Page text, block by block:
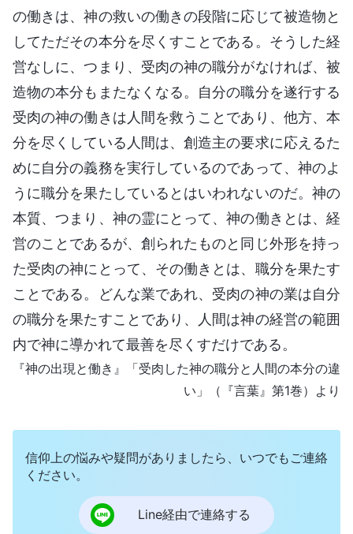
の働きは、神の救いの働きの段階に応じて被造物と
してただその本分を尽くすことである。そうした経
営なしに、つまり、受肉の神の職分がなければ、被
造物の本分もまたなくなる。自分の職分を遂行する
受肉の神の働きは人間を救うことであり、他方、本
分を尽くしている人間は、創造主の要求に応えるた
めに自分の義務を実行しているのであって、神のよ
うに職分を果たしているとはいわれないのだ。神の
本質、つまり、神の霊にとって、神の働きとは、経
営のことであるが、創られたものと同じ外形を持っ
た受肉の神にとって、その働きとは、職分を果たす
ことである。どんな業であれ、受肉の神の業は自分
の職分を果たすことであり、人間は神の経営の範囲
内で神に導かれて最善を尽くすだけである。
『神の出現と働き』「受肉した神の職分と人間の本分の違
い」（『言葉』第1巻）より
信仰上の悩みや疑問がありましたら、いつでもご連絡
ください。
Line経由で連絡する